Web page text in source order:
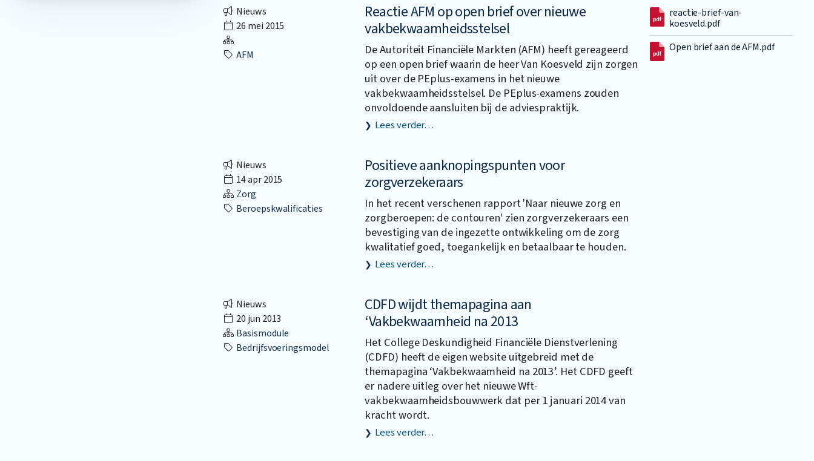
Nieuws
26 mei 2015
AFM
Reactie AFM op open brief over nieuwe
vakbekwaamheidsstelsel
De Autoriteit Financiële Markten (AFM) heeft gereageerd
op een open brief waarin de heer Van Koesveld zijn zorgen
uit over de PEplus-examens in het nieuwe
vakbekwaamheidsstelsel. De PEplus-examens zouden
onvoldoende aansluiten bij de adviespraktijk.
Lees verder…
reactie-brief-van-
koesveld.pdf
Open brief aan de AFM.pdf
Nieuws
14 apr 2015
Zorg
Beroepskwalificaties
Positieve aanknopingspunten voor
zorgverzekeraars
In het recent verschenen rapport 'Naar nieuwe zorg en
zorgberoepen: de contouren' zien zorgverzekeraars een
bevestiging van de ingezette ontwikkeling om de zorg
kwalitatief goed, toegankelijk en betaalbaar te houden.
Lees verder…
Nieuws
20 jun 2013
Basismodule
Bedrijfsvoeringsmodel
CDFD wijdt themapagina aan
‘Vakbekwaamheid na 2013
Het College Deskundigheid Financiële Dienstverlening
(CDFD) heeft de eigen website uitgebreid met de
themapagina ‘Vakbekwaamheid na 2013’. Het CDFD geeft
er nadere uitleg over het nieuwe Wft-
vakbekwaamheidsbouwwerk dat per 1 januari 2014 van
kracht wordt.
Lees verder…